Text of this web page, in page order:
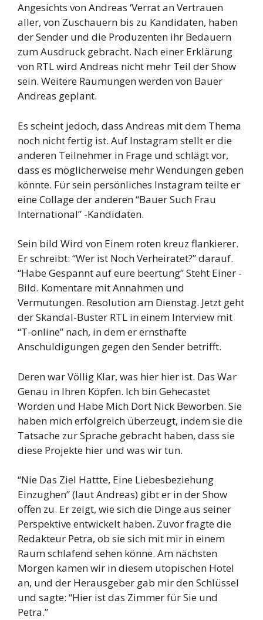
Angesichts von Andreas ‘Verrat an Vertrauen
aller, von Zuschauern bis zu Kandidaten, haben
der Sender und die Produzenten ihr Bedauern
zum Ausdruck gebracht. Nach einer Erklärung
von RTL wird Andreas nicht mehr Teil der Show
sein. Weitere Räumungen werden von Bauer
Andreas geplant.
Es scheint jedoch, dass Andreas mit dem Thema
noch nicht fertig ist. Auf Instagram stellt er die
anderen Teilnehmer in Frage und schlägt vor,
dass es möglicherweise mehr Wendungen geben
könnte. Für sein persönliches Instagram teilte er
eine Collage der anderen “Bauer Such Frau
International” -Kandidaten.
Sein bild Wird von Einem roten kreuz flankierer.
Er schreibt: “Wer ist Noch Verheiratet?” darauf.
“Habe Gespannt auf eure beertung” Steht Einer -
Bild. Komentare mit Annahmen und
Vermutungen. Resolution am Dienstag. Jetzt geht
der Skandal-Buster RTL in einem Interview mit
“T-online” nach, in dem er ernsthafte
Anschuldigungen gegen den Sender betrifft.
Deren war Völlig Klar, was hier hier ist. Das War
Genau in Ihren Köpfen. Ich bin Gehecastet
Worden und Habe Mich Dort Nick Beworben. Sie
haben mich erfolgreich überzeugt, indem sie die
Tatsache zur Sprache gebracht haben, dass sie
diese Projekte hier und was wir tun.
“Nie Das Ziel Hattte, Eine Liebesbeziehung
Einzughen” (laut Andreas) gibt er in der Show
offen zu. Er zeigt, wie sich die Dinge aus seiner
Perspektive entwickelt haben. Zuvor fragte die
Redakteur Petra, ob sie sich mit mir in einem
Raum schlafend sehen könne. Am nächsten
Morgen kamen wir in diesem utopischen Hotel
an, und der Herausgeber gab mir den Schlüssel
und sagte: “Hier ist das Zimmer für Sie und
Petra.”